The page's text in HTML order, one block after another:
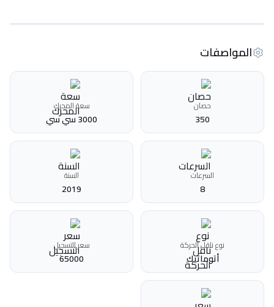
المواصفات
حصان
350
سعة المحرك
3000 سي سي
السرعات
8
السنة
2019
نوع ناقل الحركة
أتوماتيك‎
سعر التسجيل
65000